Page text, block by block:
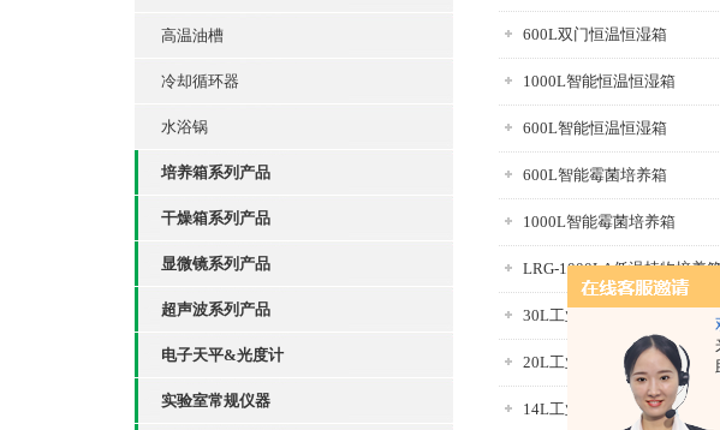
高温油槽
冷却循环器
水浴锅
培养箱系列产品
干燥箱系列产品
显微镜系列产品
超声波系列产品
电子天平&光度计
实验室常规仪器
600L双门恒温恒湿箱
1000L智能恒温恒湿箱
600L智能恒温恒湿箱
600L智能霉菌培养箱
1000L智能霉菌培养箱
LRG-1000LA低温植物培养
30L工业款超声波清洗机
20L工业款超声波清洗机
14L工业款超声波清洗机